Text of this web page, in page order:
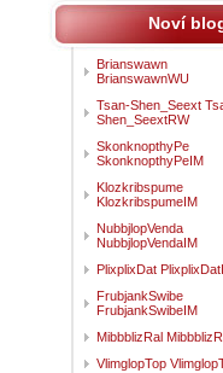
Noví
Brianswawn
BrianswawnWU
Tsan-Shen_Seext
Shen_SeextRW
SkonknopthyPe
SkonknopthyPeIM
Klozkribspume
KlozkribspumeIM
NubbjlopVenda
NubbjlopVendaIM
PlixplixDat
FrubjankSwibe
FrubjankSwibeIM
MibbblizRal
VlimglopTop